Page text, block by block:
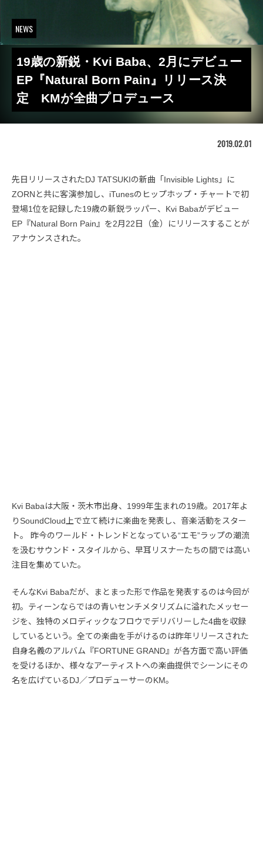
NEWS
19歳の新鋭・Kvi Baba、2月にデビュー
EP『Natural Born Pain』リリース決
定 KMが全曲プロデュース
2019.02.01
先日リリースされたDJ TATSUKIの新曲「Invisible Lights」に
ZORNと共に客演参加し、iTunesのヒップホップ・チャートで初
登場1位を記録した19歳の新鋭ラッパー、Kvi Babaがデビュー
EP『Natural Born Pain』を2月22日（金）にリリースすることが
アナウンスされた。
Kvi Babaは大阪・茨木市出身、1999年生まれの19歳。2017年よ
りSoundCloud上で立て続けに楽曲を発表し、音楽活動をスター
ト。 昨今のワールド・トレンドとなっている“エモ”ラップの潮流
を汲むサウンド・スタイルから、早耳リスナーたちの間では高い
注目を集めていた。
そんなKvi Babaだが、まとまった形で作品を発表するのは今回が
初。ティーンならではの青いセンチメタリズムに溢れたメッセー
ジを、独特のメロディックなフロウでデリバリーした4曲を収録
しているという。全ての楽曲を手がけるのは昨年リリースされた
自身名義のアルバム『FORTUNE GRAND』が各方面で高い評価
を受けるほか、様々なアーティストへの楽曲提供でシーンにその
名を広げているDJ／プロデューサーのKM。